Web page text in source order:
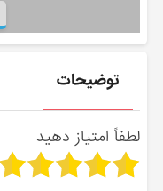
توضیحات
لطفاً امتیاز دهید